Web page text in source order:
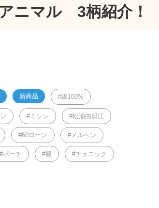
ニマル 3柄紹介！
新商品 綿100%
ミシン 松浦由起江
60ローン メルヘン
ポーチ 服 チュニック